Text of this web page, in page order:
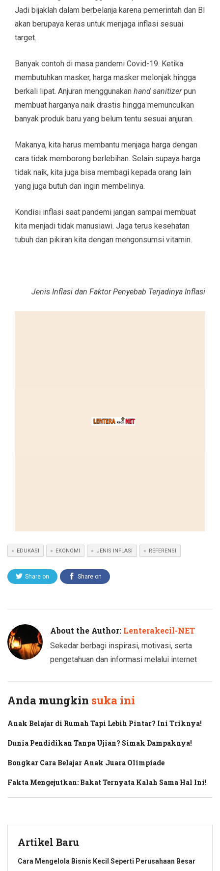
Jadi bijaklah dalam berbelanja karena pemerintah dan BI
akan berupaya keras untuk menjaga inflasi sesuai
target.
Banyak contoh di masa pandemi Covid-19. Ketika
membutuhkan masker, harga masker melonjak hingga
berkali lipat. Anjuran menggunakan hand sanitizerpun
membuat harganya naik drastis hingga memunculkan
banyak produk baru yang belum tentu sesuai anjuran.
Makanya, kita harus membantu menjaga harga dengan
cara tidak memborong berlebihan. Selain supaya harga
tidak naik, kita juga bisa membagi kepada orang lain
yang juga butuh dan ingin membelinya.
Kondisi inflasi saat pandemi jangan sampai membuat
kita menjadi tidak manusiawi. Jaga terus kesehatan
tubuh dan pikiran kita dengan mengonsumsi vitamin.
Jenis Inflasi dan Faktor Penyebab Terjadinya Inflasi
EDUKASI EKONOMI JENIS INFLASI REFERENSI
Share on Share on
About the Author: Lenterakecil-NET
Sekedar berbagi inspirasi, motivasi, serta
pengetahuan dan informasi melalui internet
Anda mungkin suka ini
Anak Belajar di Rumah Tapi Lebih Pintar? Ini Triknya!
Dunia Pendidikan Tanpa Ujian? Simak Dampaknya!
Bongkar Cara Belajar Anak Juara Olimpiade
Fakta Mengejutkan: Bakat Ternyata Kalah Sama Hal Ini!
Artikel Baru
Cara Mengelola Bisnis Kecil Seperti Perusahaan Besar